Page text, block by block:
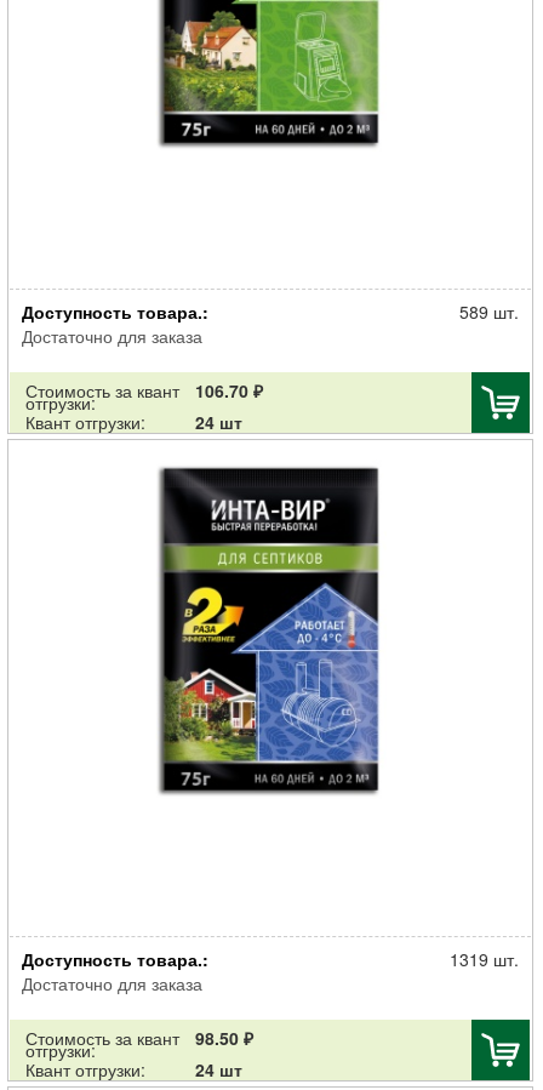
Биоактиватор для компоста Инта Вир в шоубоксе по 75г
Доступность товара.:
Достаточно для заказа
589 шт.
Стоимость за квант
отгрузки:
106.70 ₽
Квант отгрузки:
24 шт
Биоактиватор для септика Инта Вир в шоубоксе по 75г
Доступность товара.:
Достаточно для заказа
1319 шт.
Стоимость за квант
отгрузки:
98.50 ₽
Квант отгрузки:
24 шт